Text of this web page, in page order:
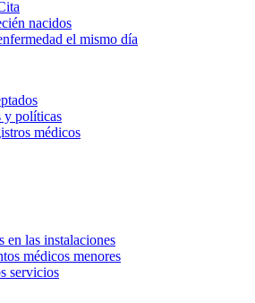
nacidos
el mismo día
y políticas
médicos
en las instalaciones
médicos menores
servicios